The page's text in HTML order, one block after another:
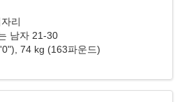
리
남자 21-30
74 kg (163파운드)